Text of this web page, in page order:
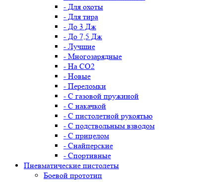
- Для охоты
- Для тира
- До 3 Дж
- До 7,5 Дж
- Лучшие
- Многозарядные
- На CO2
- Новые
- Переломки
- С газовой пружиной
- С накачкой
- С пистолетной рукоятью
- С подствольным взводом
- С прицелом
- Снайперские
- Спортивные
Пневматические пистолеты
Боевой прототип